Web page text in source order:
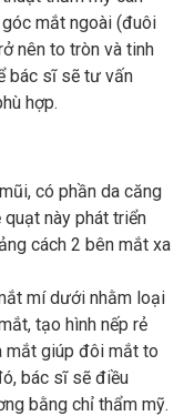
mắt ngoài (đuôi
nên to tròn và tinh
bác sĩ sẽ tư vấn
hợp.
có phần da căng
quạt này phát triển
cách 2 bên mắt xa
mí dưới nhằm loại
tạo hình nếp rẻ
mắt giúp đôi mắt to
bác sĩ sẽ điều
bằng chỉ thẩm mỹ.